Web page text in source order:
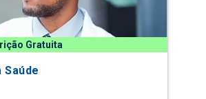
Gratuita
Saúde